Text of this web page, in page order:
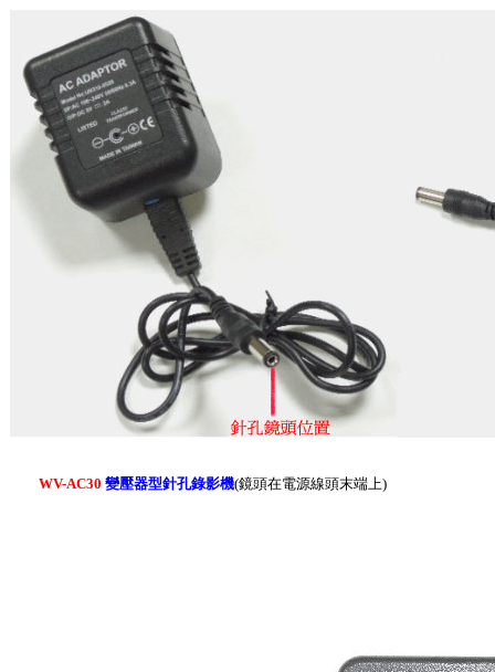
WV-AC30 變壓器型針孔錄影機(鏡頭在電源線頭末端上)